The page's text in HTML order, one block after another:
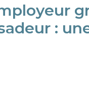
: